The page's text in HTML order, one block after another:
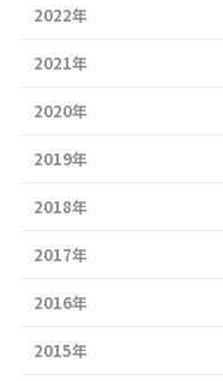
2022年
2021年
2020年
2019年
2018年
2017年
2016年
2015年